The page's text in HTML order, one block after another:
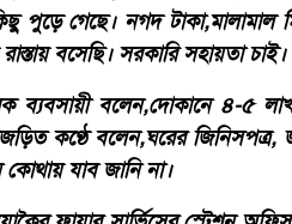
পুড়ে গেছে। নগদ টাকা,মালামাল
বসেছি। সরকারি সহায়তা চাই।
ব্যবসায়ী বলেন,দোকানে ৪-৫
কণ্ঠে বলেন,ঘরের
যাব জানি না।